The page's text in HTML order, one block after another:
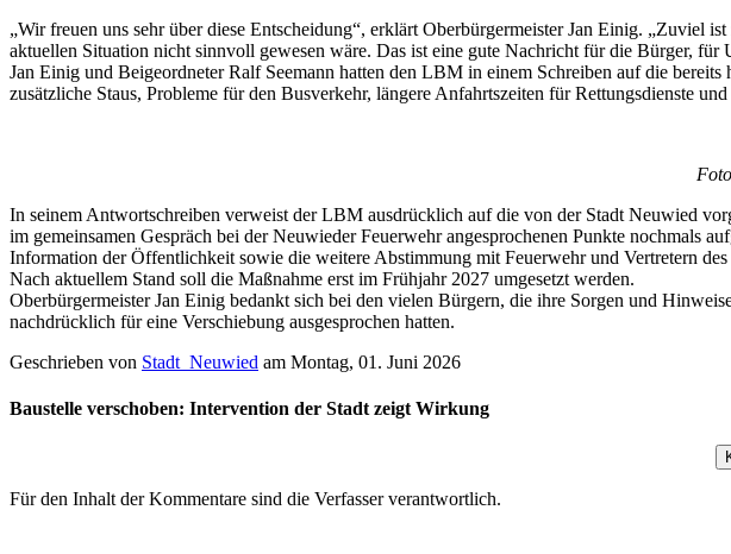
„Wir freuen uns sehr über diese Entscheidung“, erklärt Oberbürgermeister Jan Einig. „Zuviel
aktuellen Situation nicht sinnvoll gewesen wäre. Das ist eine gute Nachricht für die Bürger,
Jan Einig und Beigeordneter Ralf Seemann hatten den LBM in einem Schreiben auf die
zusätzliche Staus, Probleme für den Busverkehr, längere Anfahrtszeiten für Rettungsdienste
In seinem Antwortschreiben verweist der LBM ausdrücklich auf die von der Stadt Neuwied
im gemeinsamen Gespräch bei der Neuwieder Feuerwehr angesprochenen Punkte nochmals
Information der Öffentlichkeit sowie die weitere Abstimmung mit Feuerwehr und Vertretern
Nach aktuellem Stand soll die Maßnahme erst im Frühjahr 2027 umgesetzt werden.
Oberbürgermeister Jan Einig bedankt sich bei den vielen Bürgern, die ihre Sorgen und
nachdrücklich für eine Verschiebung ausgesprochen hatten.
Geschrieben von Stadt_Neuwied am Montag, 01. Juni 2026
Baustelle verschoben: Intervention der Stadt zeigt Wirkung
Für den Inhalt der Kommentare sind die Verfasser verantwortlich.